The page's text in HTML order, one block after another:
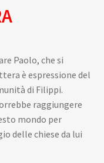
Paolo, che si
è espressione del
di Filippi.
raggiungere
mondo per
delle chiese da lui